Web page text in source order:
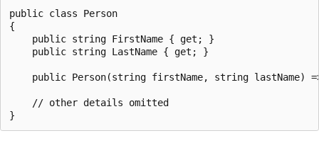
public class Person
{
    public string FirstName { get; }
    public string LastName { get; }
public Person(string firstName, string lastName)
    // other details omitted